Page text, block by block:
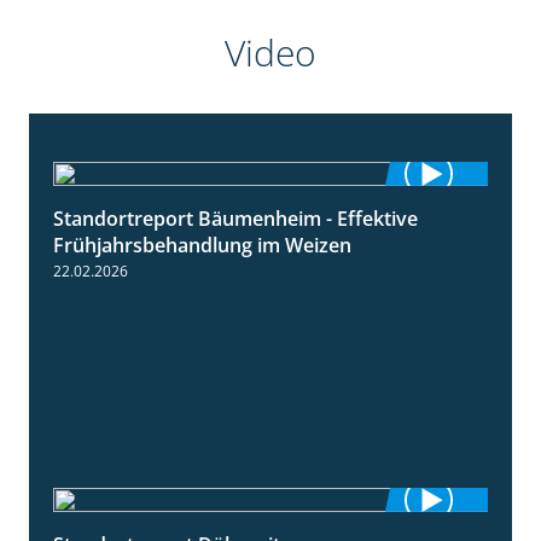
Video
4:20
Standortreport Bäumenheim - Effektive
Frühjahrsbehandlung im Weizen
22.02.2026